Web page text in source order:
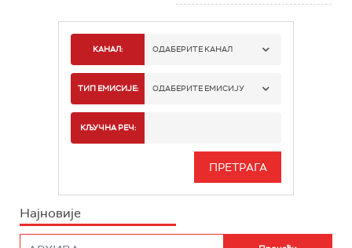
КАНАЛ: ОДАБЕРИТЕ КАНАЛ
РТС 1
РТС 3
ТИП ЕМИСИЈЕ: ОДАБЕРИТЕ ЕМИСИЈУ
ИНФО
КЉУЧНА РЕЧ:
Најновије